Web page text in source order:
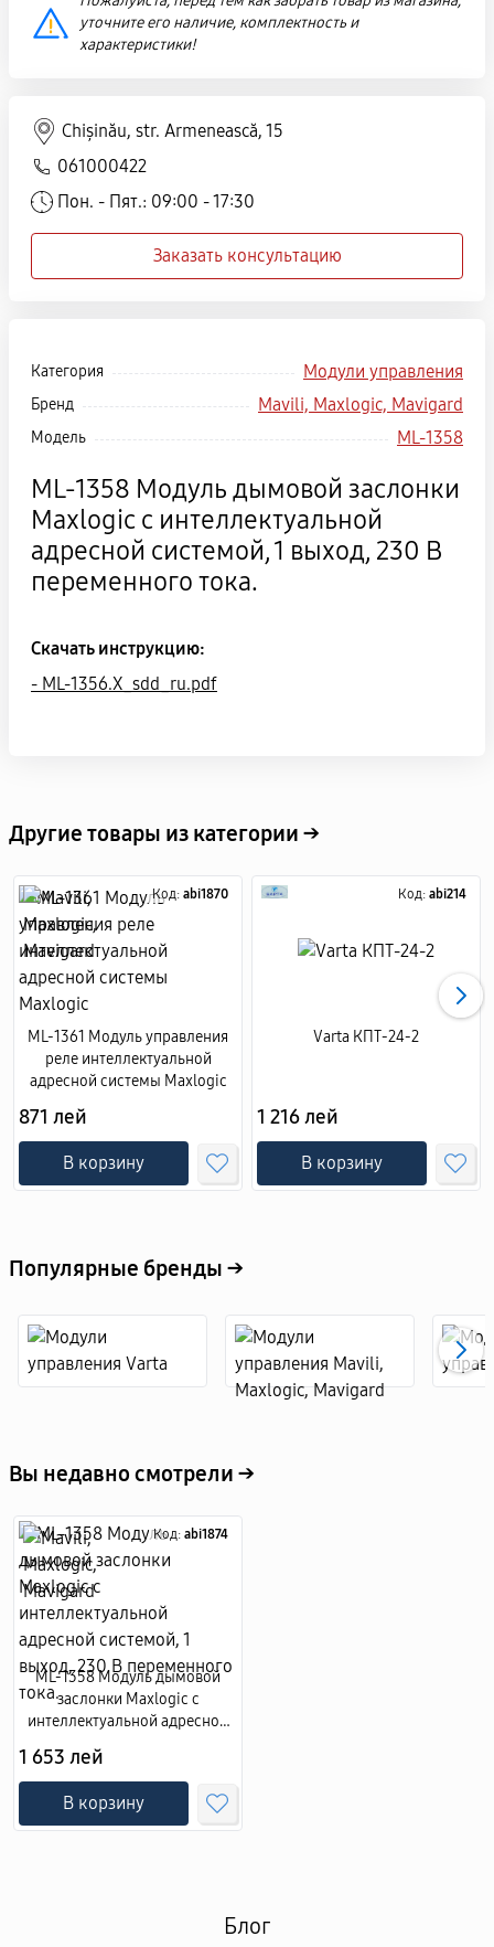
Категория Модули управления
Бренд Mavili, Maxlogic, Mavigard
Модель ML-1358
ML-1358 Модуль дымовой заслонки
Maxlogic с интеллектуальной
адресной системой, 1 выход, 230 В
переменного тока.
Скачать инструкцию:
- ML-1356.X_sdd_ru.pdf
уточните его наличие, комплектность и
характеристики!
Chișinău, str. Armenească, 15
061000422
Пон. - Пят.: 09:00 - 17:30
Заказать консультацию
Другие товары из категории →
Код: abi1870
ML-1361 Модуль управления
реле интеллектуальной
адресной системы Maxlogic
871 лей
В корзину
Код: abi214
Varta КПТ-24-2
1 216 лей
В корзину
Популярные бренды →
Вы недавно смотрели →
Код: abi1874
ML-1358 Модуль дымовой
заслонки Maxlogic с
интеллектуальной адресной
переменного тока.
1 653 лей
В корзину
Блог